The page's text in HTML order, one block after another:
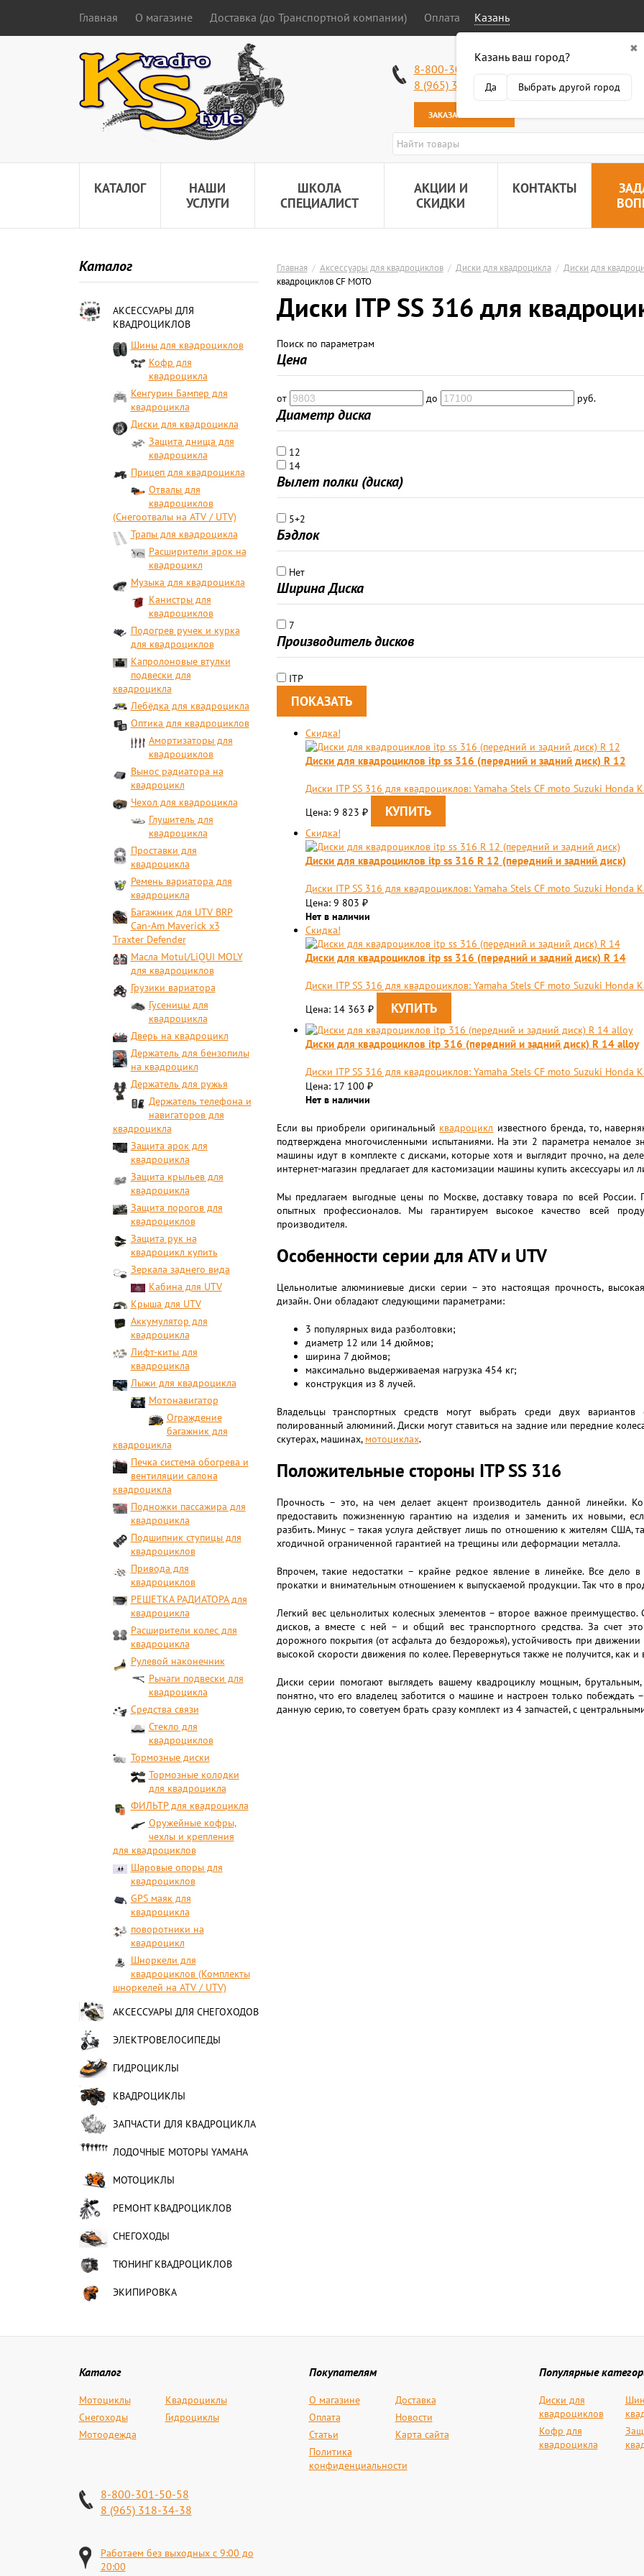
Главная О магазине Доставка (до Транспортной компании) Оплата Казань
✖
Казань ваш город?
Да Выбрать другой город
8-800-301-50-58
8 (965) 318-34-38
ЗАКАЗАТЬ ЗВОНОК
КАТАЛОГ
НАШИ
УСЛУГИ
ШКОЛА
СПЕЦИАЛИСТ
АКЦИИ И
СКИДКИ
КОНТАКТЫ
Каталог
АКСЕССУАРЫ ДЛЯ
КВАДРОЦИКЛОВ
Шины для квадроциклов
Кофр для
квадроцикла
Кенгурин Бампер для
квадроцикла
Диски для квадроцикла
Защита днища для
квадроцикла
Прицеп для квадроцикла
Отвалы для
квадроциклов
(Снегоотвалы на ATV / UTV)
Трапы для квадроцикла
Расширители арок на
квадроцикл
Музыка для квадроцикла
Канистры для
квадроциклов
Подогрев ручек и курка
для квадроциклов
Капролоновые втулки
подвески для
квадроцикла
Лебёдка для квадроцикла
Оптика для квадроциклов
Амортизаторы для
квадроциклов
Вынос радиатора на
квадроцикл
Чехол для квадроцикла
Глушитель для
квадроцикла
Проставки для
квадроцикла
Ремень вариатора для
квадроцикла
Багажник для UTV BRP
Can-Am Maverick x3
Traxter Defender
Масла Motul/LiQUI MOLY
для квадроциклов
Грузики вариатора
Гусеницы для
квадроцикла
Дверь на квадроцикл
Держатель для бензопилы
на квадроцикл
Держатель для ружья
Держатель телефона и
навигаторов для
квадроцикла
Защита арок для
квадроцикла
Защита крыльев для
квадроцикла
Защита порогов для
квадроциклов
Защита рук на
квадроцикл купить
Зеркала заднего вида
Кабина для UTV
Крыша для UTV
Аккумулятор для
квадроцикла
Лифт-киты для
квадроцикла
Лыжи для квадроцикла
Мотонавигатор
Ограждение
багажник для
квадроцикла
Печка система обогрева и
вентиляции салона
квадроцикла
Подножки пассажира для
квадроцикла
Подшипник ступицы для
квадроциклов
Привода для
квадроциклов
РЕШЕТКА РАДИАТОРА для
квадроцикла
Расширители колес для
квадроцикла
Рулевой наконечник
Рычаги подвески для
квадроцикла
Средства связи
Стекло для
квадроциклов
Тормозные диски
Тормозные колодки
для квадроцикла
ФИЛЬТР для квадроцикла
Оружейные кофры,
чехлы и крепления
для квадроциклов
Шаровые опоры для
квадроциклов
GPS маяк для
квадроцикла
поворотники на
квадроцикл
Шноркели для
квадроциклов (Комплекты
шноркелей на ATV / UTV)
АКСЕССУАРЫ ДЛЯ СНЕГОХОДОВ
ЭЛЕКТРОВЕЛОСИПЕДЫ
ГИДРОЦИКЛЫ
КВАДРОЦИКЛЫ
ЗАПЧАСТИ ДЛЯ КВАДРОЦИКЛА
ЛОДОЧНЫЕ МОТОРЫ YAMAHA
МОТОЦИКЛЫ
РЕМОНТ КВАДРОЦИКЛОВ
СНЕГОХОДЫ
ТЮНИНГ КВАДРОЦИКЛОВ
ЭКИПИРОВКА
Главная / Аксессуары для квадроциклов / Диски для квадроцикла / Диски для
квадроциклов CF MOTO
Диски ITP SS 316 для
Поиск по параметрам
Цена
от до руб.
Диаметр диска
12
14
Вылет полки (диска)
5+2
Бэдлок
Нет
Ширина Диска
7
Производитель дисков
ITP
Скидка!
Диски для квадроциклов itp ss 316 (передний и задний диск) R 12
Диски ITP SS 316 для квадроциклов: Yamaha Stels CF moto Suzuki Honda
Цена: 9 823 ₽
Скидка!
Диски для квадроциклов itp ss 316 R 12 (передний и задний диск)
Диски ITP SS 316 для квадроциклов: Yamaha Stels CF moto Suzuki Honda
Цена: 9 803 ₽
Нет в наличии
Скидка!
Диски для квадроциклов itp ss 316 (передний и задний диск) R 14
Диски ITP SS 316 для квадроциклов: Yamaha Stels CF moto Suzuki Honda
Цена: 14 363 ₽
Диски для квадроциклов itp 316 (передний и задний диск) R 14 alloy
Диски ITP SS 316 для квадроциклов: Yamaha Stels CF moto Suzuki Honda
Цена: 17 100 ₽
Нет в наличии
Если вы приобрели оригинальный квадроцикл известного бренда, то,
подтверждена многочисленными испытаниями. На эти 2 параметра немалое
машины идут в комплекте с дисками, которые хотя и выглядит прочно, на
интернет-магазин предлагает для кастомизации машины купить аксессуары
Мы предлагаем выгодные цены по Москве, доставку товара по всей России.
опытных профессионалов. Мы гарантируем высокое качество всей
производителя.
Особенности серии для ATV и UTV
Цельнолитые алюминиевые диски серии – это настоящая прочность,
дизайн. Они обладают следующими параметрами:
3 популярных вида разболтовки;
диаметр 12 или 14 дюймов;
ширина 7 дюймов;
максимально выдерживаемая нагрузка 454 кг;
конструкция из 8 лучей.
Владельцы транспортных средств могут выбрать среди двух
полированный алюминий. Диски могут ставиться на задние или передние
скутерах, машинах, мотоциклах.
Положительные стороны ITP SS 316
Прочность – это, на чем делает акцент производитель данной линейки.
предоставить пожизненную гарантию на изделия и заменить их новыми,
разбить. Минус – такая услуга действует лишь по отношению к жителям США,
хгодичной ограниченной гарантией на трещины или деформации металла.
Впрочем, такие недостатки – крайне редкое явление в линейке. Все дело
прокатки и внимательным отношением к выпускаемой продукции. Так что в
Легкий вес цельнолитых колесных элементов – второе важное преимущество.
дисков, а вместе с ней – и общий вес транспортного средства. За счет
дорожного покрытия (от асфальта до бездорожья), устойчивость при
высокой скорости движения по колее. Перевернуться также не получится, как и
Диски серии помогают выглядеть вашему квадроциклу мощным,
понятно, что его владелец заботится о машине и настроен только
данную серию, то советуем брать сразу комплект из 4 запчастей, с
Каталог
Мотоциклы
Квадроциклы
Снегоходы
Гидроциклы
Мотоодежда
Покупателям
О магазине
Доставка
Оплата
Новости
Статьи
Карта сайта
Политика
конфиденциальности
Популярные
Диски для
квадроциклов
Кофр для
квадроцикла
8-800-301-50-58
8 (965) 318-34-38
Работаем без выходных с 9:00 до
20:00